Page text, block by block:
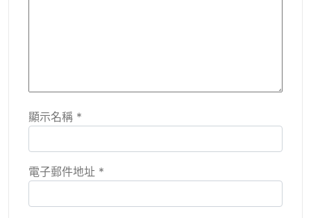
顯示名稱 *
電子郵件地址 *